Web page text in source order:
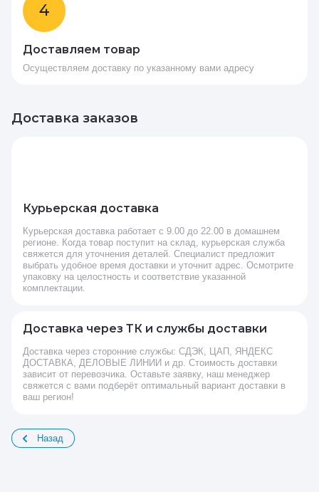
4
Доставляем товар
Осуществляем доставку по указанному вами адресу
Доставка заказов
Курьерская доставка
Курьерская доставка работает с 9.00 до 22.00 в домашнем
регионе. Когда товар поступит на склад, курьерская служба
свяжется для уточнения деталей. Специалист предложит
выбрать удобное время доставки и уточнит адрес. Осмотрите
упаковку на целостность и соответствие указанной
комплектации.
Доставка через ТК и службы доставки
Доставка через сторонние службы: СДЭК, ЦАП, ЯНДЕКС
ДОСТАВКА, ДЕЛОВЫЕ ЛИНИИ и др. Стоимость доставки
зависит от перевозчика. Оставьте заявку, наш менеджер
свяжется с вами подберёт оптимальный вариант доставки в
ваш регион!
Назад